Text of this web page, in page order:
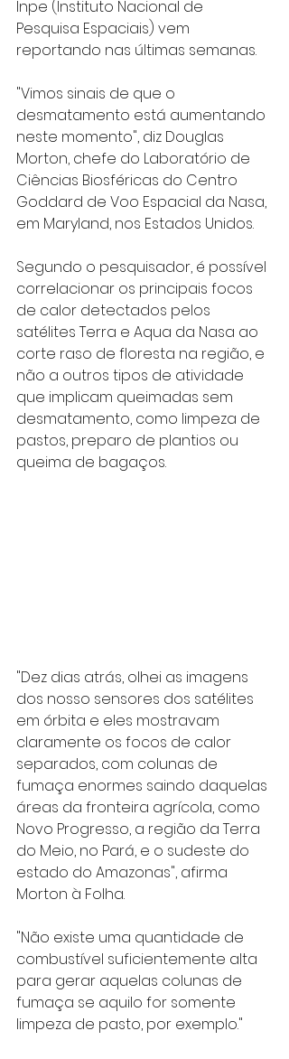
Inpe (Instituto Nacional de
Pesquisa Espaciais) vem
reportando nas últimas semanas.
"Vimos sinais de que o
desmatamento está aumentando
neste momento", diz Douglas
Morton, chefe do Laboratório de
Ciências Biosféricas do Centro
Goddard de Voo Espacial da Nasa,
em Maryland, nos Estados Unidos.
Segundo o pesquisador, é possível
correlacionar os principais focos
de calor detectados pelos
satélites Terra e Aqua da Nasa ao
corte raso de floresta na região, e
não a outros tipos de atividade
que implicam queimadas sem
desmatamento, como limpeza de
pastos, preparo de plantios ou
queima de bagaços.
"Dez dias atrás, olhei as imagens
dos nosso sensores dos satélites
em órbita e eles mostravam
claramente os focos de calor
separados, com colunas de
fumaça enormes saindo daquelas
áreas da fronteira agrícola, como
Novo Progresso, a região da Terra
do Meio, no Pará, e o sudeste do
estado do Amazonas", afirma
Morton à Folha.
"Não existe uma quantidade de
combustível suficientemente alta
para gerar aquelas colunas de
fumaça se aquilo for somente
limpeza de pasto, por exemplo."